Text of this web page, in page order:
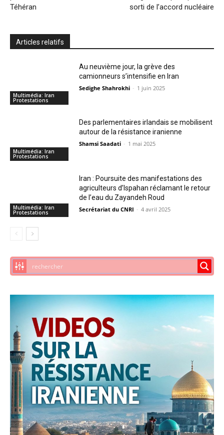
Téhéran
sorti de l’accord nucléaire
Articles relatifs
Multimédia: Iran
Protestations
Au neuvième jour, la grève des
camionneurs s’intensifie en Iran
Sedighe Shahrokhi - 1 juin 2025
Multimédia: Iran
Protestations
Des parlementaires irlandais se mobilisent
autour de la résistance iranienne
Shamsi Saadati - 1 mai 2025
Multimédia: Iran
Protestations
Iran : Poursuite des manifestations des
agriculteurs d’Ispahan réclamant le retour
de l’eau du Zayandeh Roud
Secrétariat du CNRI - 4 avril 2025